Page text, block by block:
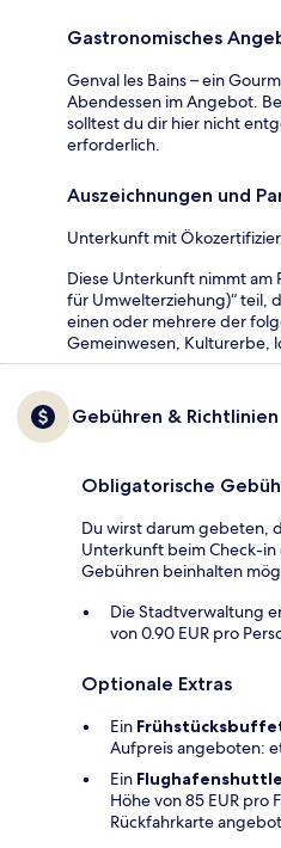
Gastronomisches
Genval les Bains – ein
Abendessen im Angebot.
solltest du dir hier nicht
erforderlich.
Auszeichnungen und
Unterkunft mit
Diese Unterkunft nimmt am
für Umwelterziehung)“ teil,
einen oder mehrere der
Gemeinwesen, Kulturerbe,
Gebühren & Richtlinien
Obligatorische
Du wirst darum gebeten,
Unterkunft beim Check-in
Gebühren beinhalten
Die Stadtverwaltung
von 0.90 EUR pro
Optionale Extras
Ein
Aufpreis angeboten:
Ein Flughafenshuttle
Höhe von 85 EUR pro
Rückfahrkarte